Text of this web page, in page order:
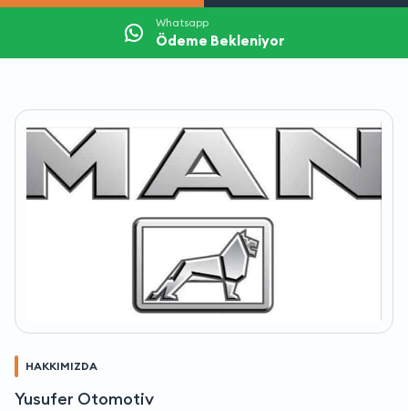
Whatsapp
Ödeme Bekleniyor
HAKKIMIZDA
Yusufer Otomotiv